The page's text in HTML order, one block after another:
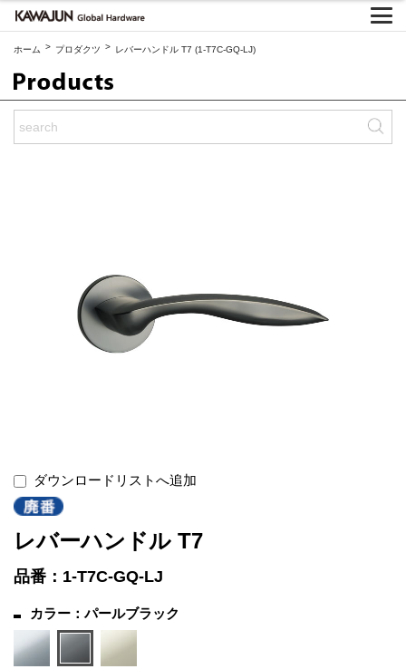
ホーム > プロダクツ > レバーハンドル T7 (1-T7C-GQ-LJ)
ダウンロードリストへ追加
レバーハンドル T7
品番：1-T7C-GQ-LJ
カラー：パールブラック